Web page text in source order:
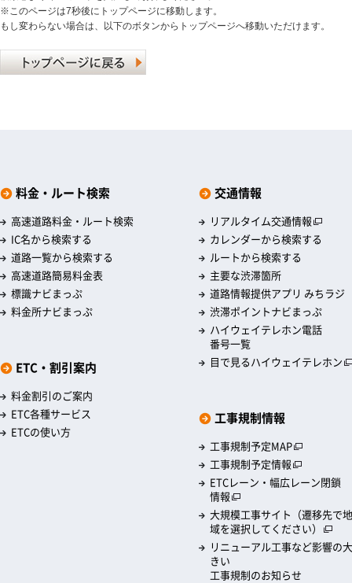
※このページは7秒後にトップページに移動します。
もし変わらない場合は、以下のボタンからトップページへ移動いただけます。
料金・ルート検索
高速道路料金・ルート検索
IC名から検索する
道路一覧から検索する
高速道路簡易料金表
標識ナビまっぷ
料金所ナビまっぷ
ETC・割引案内
料金割引のご案内
ETC各種サービス
ETCの使い方
交通情報
リアルタイム交通情報
カレンダーから検索する
ルートから検索する
主要な渋滞箇所
道路情報提供アプリ みちラジ
渋滞ポイントナビまっぷ
ハイウェイテレホン電話
番号一覧
目で見るハイウェイテレホン
工事規制情報
工事規制予定MAP
工事規制予定情報
ETCレーン・幅広レーン閉鎖
情報
大規模工事サイト（遷移先で
域を選択してください）
リニューアル工事など影響の
きい
工事規制のお知らせ